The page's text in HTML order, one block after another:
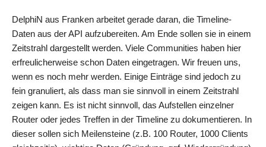
DelphiN aus Franken arbeitet gerade daran, die Timeline-
Daten aus der API aufzubereiten. Am Ende sollen sie in einem
Zeitstrahl dargestellt werden. Viele Communities haben hier
erfreulicherweise schon Daten eingetragen. Wir freuen uns,
wenn es noch mehr werden. Einige Einträge sind jedoch zu
fein granuliert, als dass man sie sinnvoll in einem Zeitstrahl
zeigen kann. Es ist nicht sinnvoll, das Aufstellen einzelner
Router oder jedes Treffen in der Timeline zu dokumentieren. In
dieser sollen sich Meilensteine (z.B. 100 Router, 1000 Clients